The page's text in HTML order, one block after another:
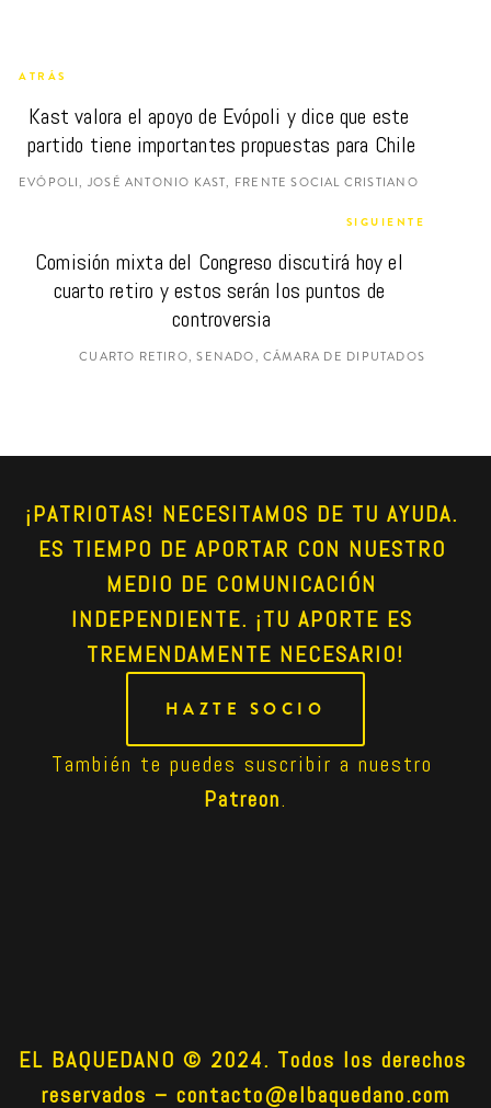
ATRÁS
Kast valora el apoyo de Evópoli y dice que este
partido tiene importantes propuestas para Chile
EVÓPOLI, JOSÉ ANTONIO KAST, FRENTE SOCIAL CRISTIANO
SIGUIENTE
Comisión mixta del Congreso discutirá hoy el
cuarto retiro y estos serán los puntos de
controversia
CUARTO RETIRO, SENADO, CÁMARA DE DIPUTADOS
¡PATRIOTAS! NECESITAMOS DE TU AYUDA.
ES TIEMPO DE APORTAR CON NUESTRO
MEDIO DE COMUNICACIÓN
INDEPENDIENTE. ¡TU APORTE ES
TREMENDAMENTE NECESARIO!
HAZTE SOCIO
Patreon.
EL BAQUEDANO © 2024. Todos los derechos
reservados – contacto@elbaquedano.com